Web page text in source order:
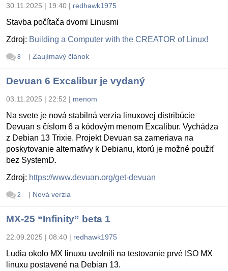
30.11.2025 | 19:40 | redhawk1975
Stavba počítača dvomi Linusmi
Zdroj: Building a Computer with the CREATOR of Linux!
8 | Zaujímavý článok
Devuan 6 Excalibur je vydaný
03.11.2025 | 22:52 | menom
Na svete je nová stabilná verzia linuxovej distribúcie
Devuan s číslom 6 a kódovým menom Excalibur. Vychádza
z Debian 13 Trixie. Projekt Devuan sa zameriava na
poskytovanie alternatívy k Debianu, ktorú je možné použiť
bez SystemD.
Zdroj: https://www.devuan.org/get-devuan
2 | Nová verzia
MX-25 “Infinity” beta 1
22.09.2025 | 08:40 | redhawk1975
Ludia okolo MX linuxu uvolnili na testovanie prvé ISO MX
linuxu postavené na Debian 13.